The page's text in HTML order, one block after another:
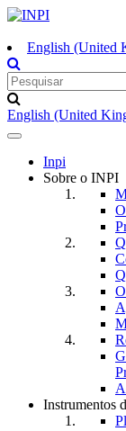
English (United
English (United
Toggle
navigation
Inpi
Sobre o INPI
Instrumentos